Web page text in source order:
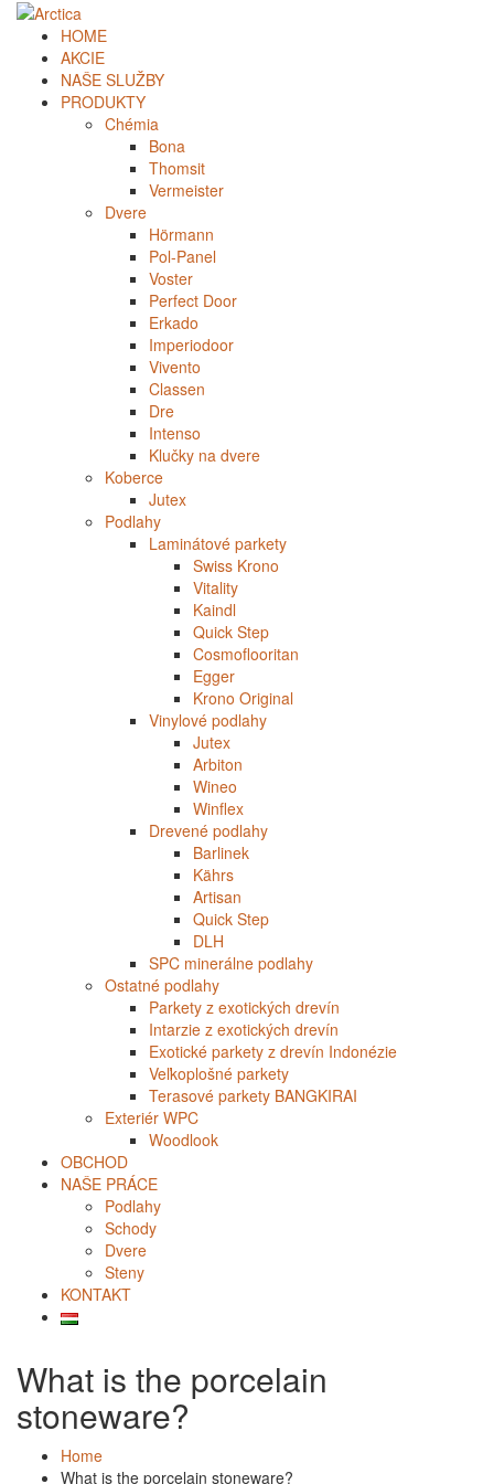
HOME
AKCIE
NAŠE SLUŽBY
PRODUKTY
Chémia
Bona
Thomsit
Vermeister
Dvere
Hörmann
Pol-Panel
Voster
Perfect Door
Erkado
Imperiodoor
Vivento
Classen
Dre
Intenso
Klučky na dvere
Koberce
Jutex
Podlahy
Laminátové parkety
Swiss Krono
Vitality
Kaindl
Quick Step
Cosmoflooritan
Egger
Krono Original
Vinylové podlahy
Jutex
Arbiton
Wineo
Winflex
Drevené podlahy
Barlinek
Kährs
Artisan
Quick Step
DLH
SPC minerálne podlahy
Ostatné podlahy
Parkety z exotických drevín
Intarzie z exotických drevín
Exotické parkety z drevín Indonézie
Veľkoplošné parkety
Terasové parkety BANGKIRAI
Exteriér WPC
Woodlook
OBCHOD
NAŠE PRÁCE
Podlahy
Schody
Dvere
Steny
KONTAKT
What is the porcelain
stoneware?
Home
What is the porcelain stoneware?